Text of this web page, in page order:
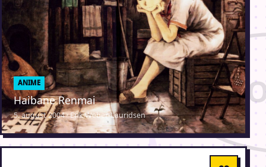
ANIME
Haibane Renmai
5. august 2004 · Erik Weber-Lauridsen